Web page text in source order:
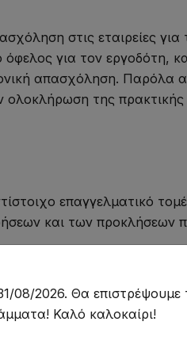
στις εταιρείες
για τον εργοδότη,
απασχόληση. Παρόλα
της πρακτικής
επαγγελματικό
και των προκλήσεων
ή απόφοιτους
08/2026. Θα επιστρέψουμε
Καλό καλοκαίρι!